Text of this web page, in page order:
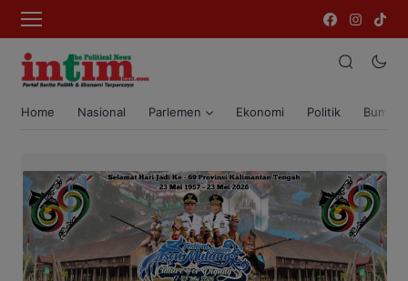
Home Nasional Parlemen Ekonomi Politik Bumi